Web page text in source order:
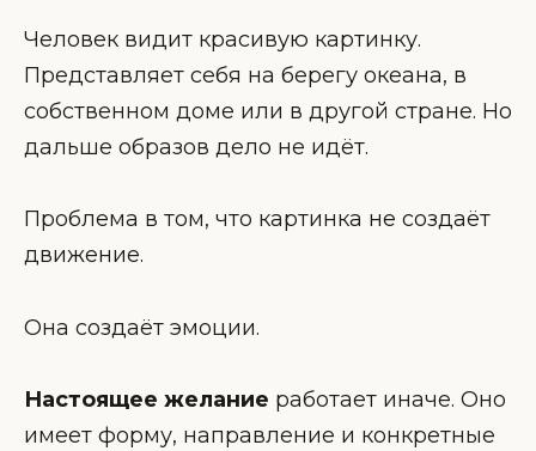
Человек видит красивую картинку.
Представляет себя на берегу океана, в
собственном доме или в другой стране. Но
дальше образов дело не идёт.
Проблема в том, что картинка не создаёт
движение.
Она создаёт эмоции.
Настоящее желание работает иначе. Оно
имеет форму, направление и конкретные